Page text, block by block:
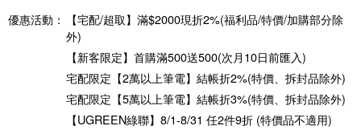
優惠活動：
【宅配/超取】滿$2000現折2%(福利品/特價/加購部分除
外)
【新客限定】首購滿500送500(次月10日前匯入)
宅配限定【2萬以上筆電】結帳折2%(特價、拆封品除外)
宅配限定【5萬以上筆電】結帳折3%(特價、拆封品除外)
【UGREEN綠聯】8/1-8/31 任2件9折 (特價品不適用)